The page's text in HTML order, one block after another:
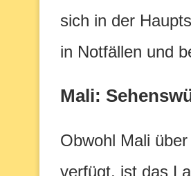
sich in der
in Notfällen und
Mali:
Obwohl Mali
verfügt, ist das